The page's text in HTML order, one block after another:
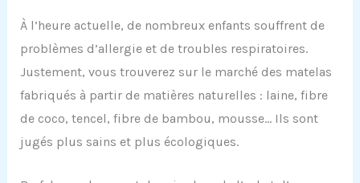
À l’heure actuelle, de nombreux enfants souffrent de
problèmes d’allergie et de troubles respiratoires.
Justement, vous trouverez sur le marché des matelas
fabriqués à partir de matières naturelles : laine, fibre
de coco, tencel, fibre de bambou, mousse… Ils sont
jugés plus sains et plus écologiques.